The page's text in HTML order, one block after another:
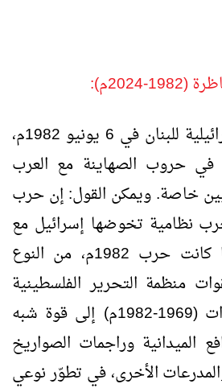
اجتياح القوات الإسرائيلية للبنان في 6 يونيو 1982م،
في حروب الصهاينة مع العرب
خاصة. ويمكن القول: إن حرب
حرب نظامية تخوضها إسرائيل مع
جيوش عربية، فيما كانت حرب 1982م، من النوع
منظمة التحرير الفلسطينية
تحوّلت خلال السنوات (1969-1982م) إلى قوة شبه
الميدانية وراجمات الصواريخ
الأخرى، في تطوّر نوعي